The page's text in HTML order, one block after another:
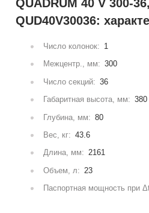
QUADRUM 40 V 300-
QUD40V30036:
Число колонок: 1
Межцентр., мм: 300
Число секций: 36
Габаритная высота, мм: 380
Глубина, мм: 80
Вес, кг: 43.6
Длина, мм: 2161
Объем, л: 23
Паспортная мощность при